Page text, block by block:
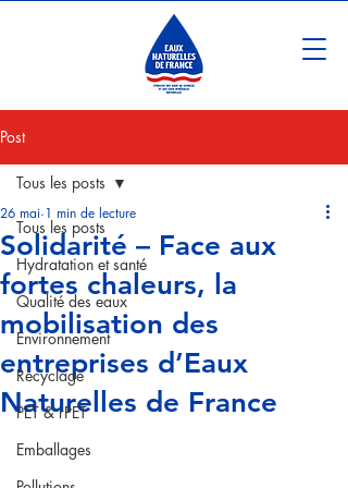
Post
Tous les posts
Hydratation et santé
Qualité des eaux
Environnement
Recyclage
PET & rPET
Emballages
Tous les posts
Solidarité – Face aux
fortes chaleurs, la
mobilisation des
entreprises d’Eaux
Naturelles de France
26 mai 1 min de lecture